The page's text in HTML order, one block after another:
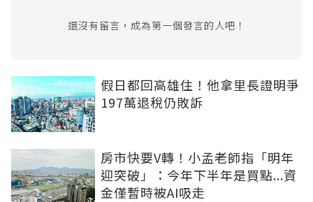
還沒有留言，成為第一個發言的人吧！
假日都回高雄住！他拿里長證明爭
197萬退稅仍敗訴
房市快要V轉！小孟老師指「明年
迎突破」：今年下半年是買點...資
金僅暫時被AI吸走